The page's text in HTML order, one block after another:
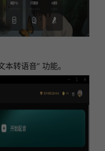
转语音” 功能。